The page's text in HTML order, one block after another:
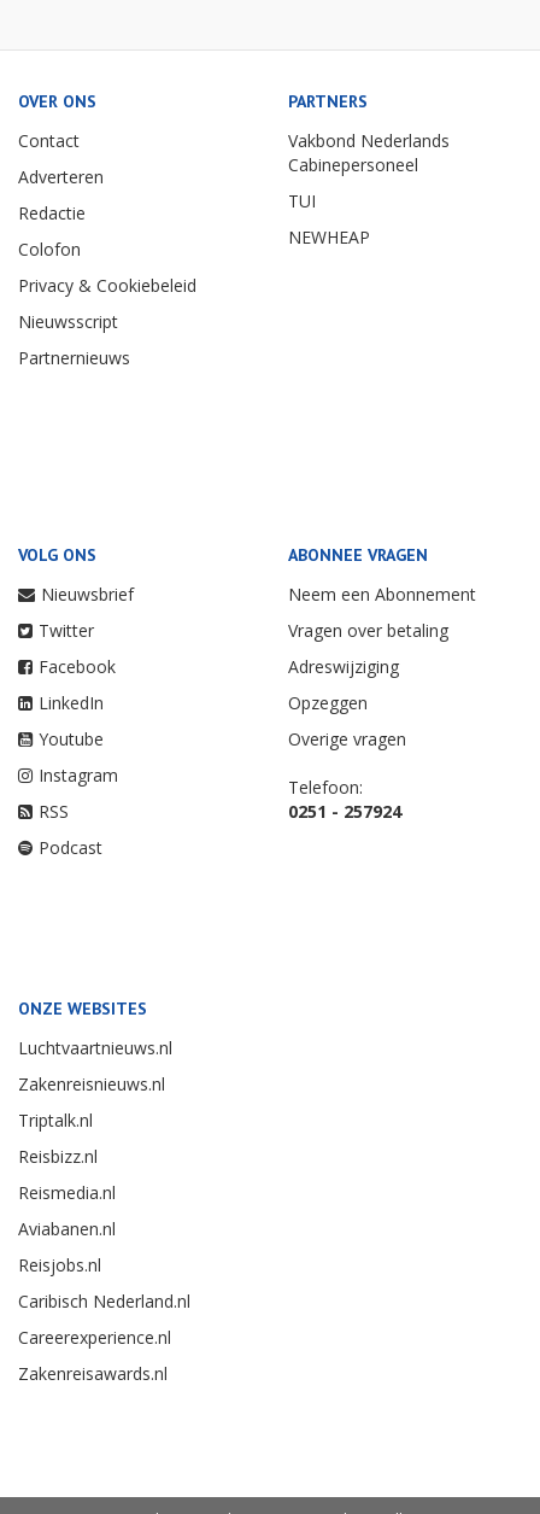
OVER ONS
Contact
Adverteren
Redactie
Colofon
Privacy & Cookiebeleid
Nieuwsscript
Partnernieuws
PARTNERS
Vakbond Nederlands
Cabinepersoneel
TUI
NEWHEAP
VOLG ONS
Nieuwsbrief
Twitter
Facebook
LinkedIn
Youtube
Instagram
RSS
Podcast
ABONNEE VRAGEN
Neem een Abonnement
Vragen over betaling
Adreswijziging
Opzeggen
Overige vragen
Telefoon:
0251 - 257924
ONZE WEBSITES
Luchtvaartnieuws.nl
Zakenreisnieuws.nl
Triptalk.nl
Reisbizz.nl
Reismedia.nl
Aviabanen.nl
Reisjobs.nl
Caribisch Nederland.nl
Careerexperience.nl
Zakenreisawards.nl